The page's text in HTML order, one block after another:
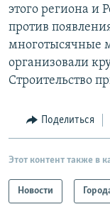
этого региона и
против
многотысячные
организовали
Строительство
Поделиться
Этот контент также в
Новости